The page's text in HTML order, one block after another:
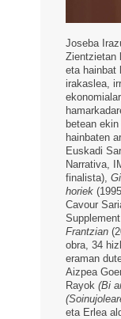
Joseba
Zientzietan
eta hainbat
irakaslea,
betean
hainbaten
Euskadi
Narrativa,
finalista),
horiek
Cavour
Frantzian
obra, 34
eraman
Aizpea
Rayok (Bi
eta Erlea